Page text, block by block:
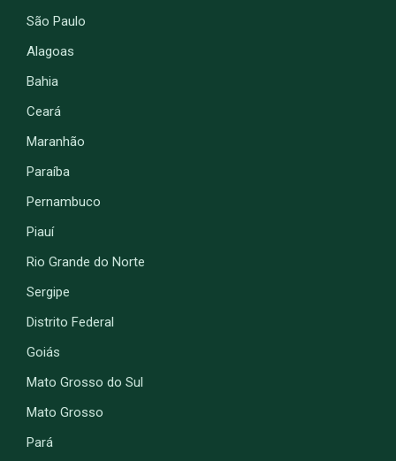
São Paulo
Alagoas
Bahia
Ceará
Maranhão
Paraíba
Pernambuco
Piauí
Rio Grande do Norte
Sergipe
Distrito Federal
Goiás
Mato Grosso do Sul
Mato Grosso
Pará